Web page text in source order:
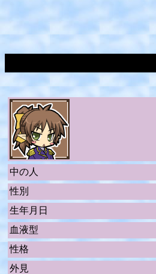
中の人
性別
生年月日
血液型
性格
外見